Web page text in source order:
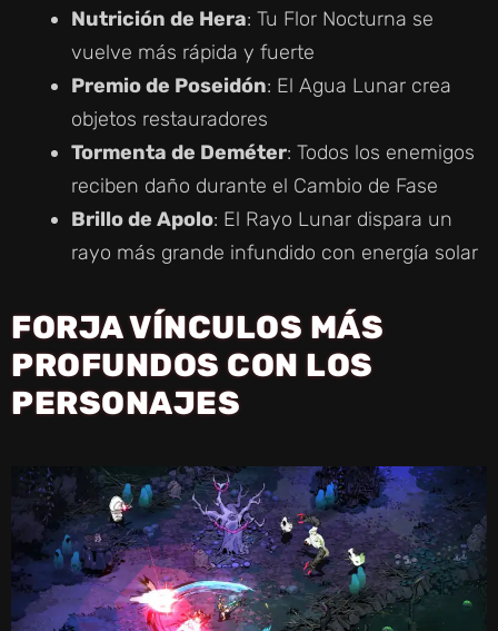
Nutrición de Hera: Tu Flor Nocturna se
vuelve más rápida y fuerte
Premio de Poseidón: El Agua Lunar crea
objetos restauradores
Tormenta de Deméter: Todos los enemigos
reciben daño durante el Cambio de Fase
Brillo de Apolo: El Rayo Lunar dispara un
rayo más grande infundido con energía solar
FORJA VÍNCULOS MÁS
PROFUNDOS CON LOS
PERSONAJES